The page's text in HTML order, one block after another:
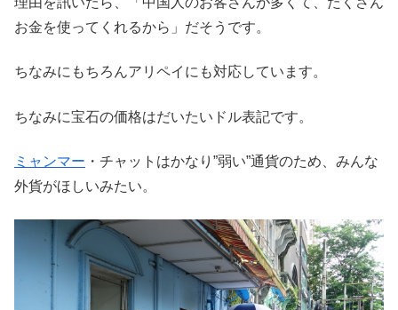
お金を使ってくれるから」だそうです。
ちなみにもちろんアリペイにも対応しています。
ちなみに宝石の価格はだいたいドル表記です。
ミャンマー ・チャットはかなり”弱い”通貨のため、みんな
外貨がほしいみたい。